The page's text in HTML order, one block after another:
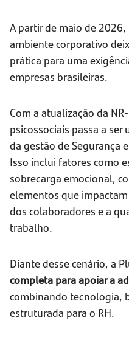
A partir de maio de
ambiente corporativo
prática para uma
empresas brasileiras.
Com a atualização da
psicossociais passa a
da gestão de Segurança
Isso inclui fatores como
sobrecarga emocional,
elementos que
dos colaboradores e a
trabalho.
Diante desse cenário, a
completa para apoiar a
combinando tecnologia,
estruturada para o RH.